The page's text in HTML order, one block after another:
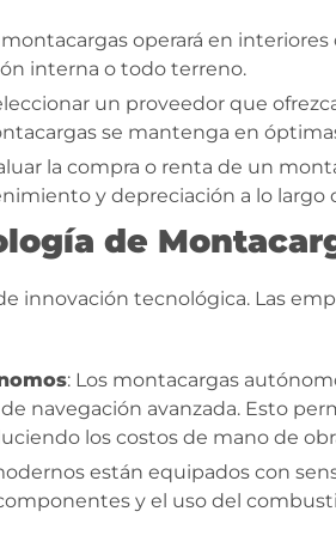
montacargas operará en
interna o todo terreno.
un proveedor que
se mantenga en
la compra o renta de un
y depreciación a lo largo
de
innovación tecnológica. Las
: Los montacargas
navegación avanzada. Esto
los costos de mano de
están equipados con
y el uso del